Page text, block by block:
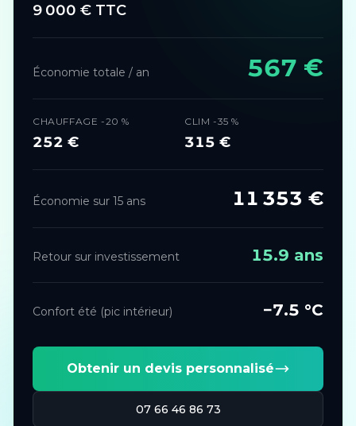
9 000 € TTC
Économie totale / an 567 €
CHAUFFAGE -20 %
252 €
CLIM -35 %
315 €
Économie sur 15 ans 11 353 €
Retour sur investissement 15.9 ans
Confort été (pic intérieur) −7.5 °C
Obtenir un devis personnalisé
07 66 46 86 73